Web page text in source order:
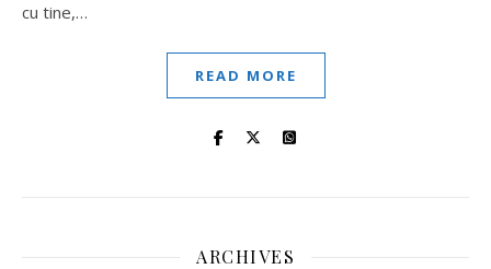
cu tine,…
READ MORE
ARCHIVES